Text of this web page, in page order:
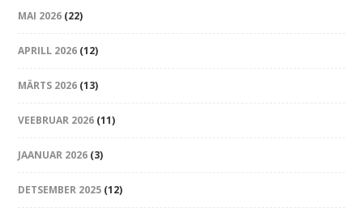
MAI 2026 (22)
APRILL 2026 (12)
MÄRTS 2026 (13)
VEEBRUAR 2026 (11)
JAANUAR 2026 (3)
DETSEMBER 2025 (12)